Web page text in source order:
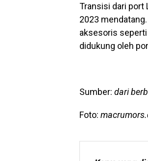
Transisi dari port
2023
aksesoris seperti
didukung oleh
Sumber: dari
Foto: